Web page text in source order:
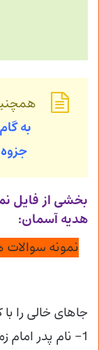
به
بخشی از فایل
هدیه آسمان:
نمونه
جاهای خالی را
1- نام پدر امام زمان (عج)………..است.